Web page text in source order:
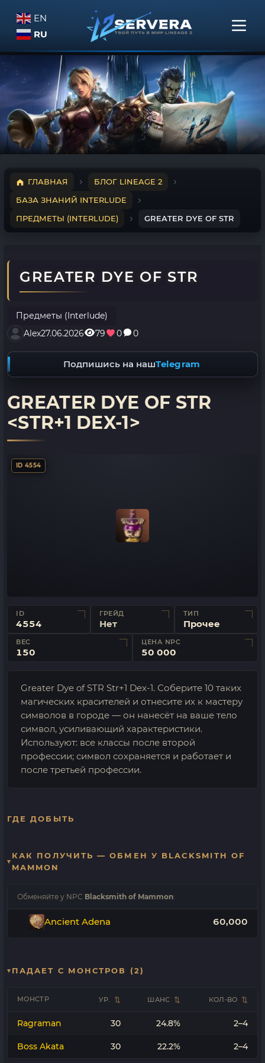
EN
RU
ГЛАВНАЯ
БЛОГ LINEAGE 2
БАЗА ЗНАНИЙ INTERLUDE
ПРЕДМЕТЫ (INTERLUDE)
GREATER DYE OF STR
GREATER DYE OF STR
Предметы (Interlude)
Alex27.06.2026 79 0 0
Подпишись на нашTelegram
GREATER DYE OF STR
<STR+1 DEX-1>
ID 4554
ID
4554
ГРЕЙД
Нет
ТИП
Прочее
ВЕС
150
ЦЕНА NPC
50 000
Greater Dye of STR Str+1 Dex-1. Соберите 10 таких
магических красителей и отнесите их к мастеру
символов в городе — он нанесёт на ваше тело
символ, усиливающий характеристики.
Используют: все классы после второй
профессии; символ сохраняется и работает и
после третьей профессии.
ГДЕ ДОБЫТЬ
КАК ПОЛУЧИТЬ — ОБМЕН У BLACKSMITH OF
MAMMON
Обменяйте у NPC Blacksmith of Mammon:
Ancient Adena 60,000
ПАДАЕТ С МОНСТРОВ (2)
МОНСТР УР. ШАНС КОЛ-ВО
Ragraman 30 24.8% 2–4
Boss Akata 30 22.2% 2–4